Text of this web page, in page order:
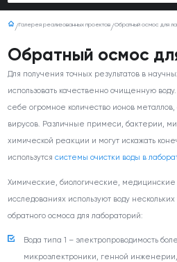
Галерея реализованных проектов Обратный осмос для
Обратный осмос
Для получения точных результатов в
использовать качественно очищенную
себе огромное количество ионов
вирусов. Различные примеси, бактерии,
химической реакции и могут искажать
использутсясистемы очистки воды в
Химические, биологические, медицинские
исследованиях используют воду
обратного осмоса для лабораторий:
Вода типа 1 – электропроводимость
микроэлектроники, генной